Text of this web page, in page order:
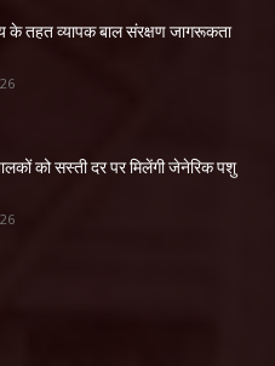
के तहत व्यापक बाल संरक्षण जागरूकता
को सस्ती दर पर मिलेंगी जेनेरिक पशु